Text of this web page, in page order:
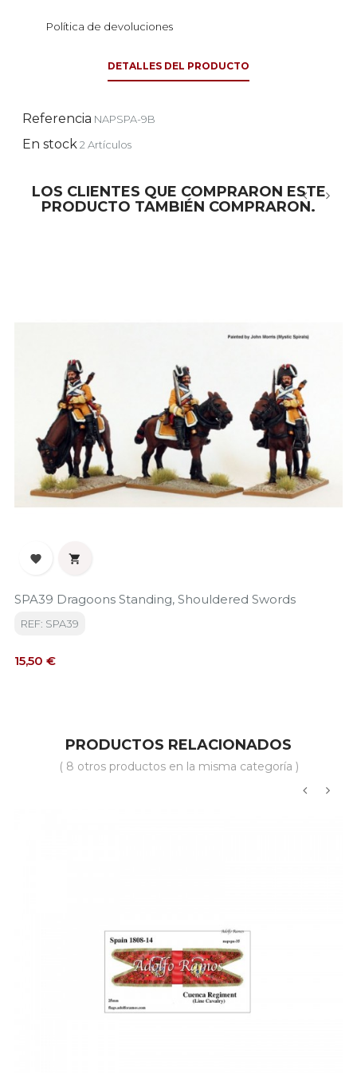
Política de devoluciones
DETALLES DEL PRODUCTO
Referencia NAPSPA-9B
En stock2 Artículos
LOS CLIENTES QUE COMPRARON ESTE
PRODUCTO TAMBIÉN COMPRARON.
 
SPA39 Dragoons Standing, Shouldered Swords
REF: SPA39
Precio
15,50 €
PRODUCTOS RELACIONADOS
( 8 otros productos en la misma categoría )